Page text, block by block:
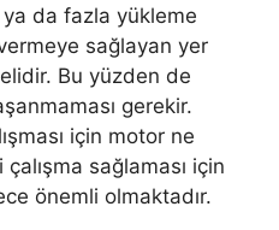
ya da fazla yükleme
vermeye sağlayan yer
Bu yüzden de
gerekir.
için motor ne
sağlaması için
önemli olmaktadır.